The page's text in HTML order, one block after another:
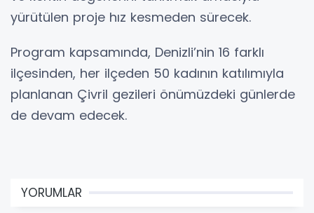
yürütülen proje hız kesmeden sürecek.
Program kapsamında, Denizli’nin 16 farklı
ilçesinden, her ilçeden 50 kadının katılımıyla
planlanan Çivril gezileri önümüzdeki günlerde
de devam edecek.
YORUMLAR